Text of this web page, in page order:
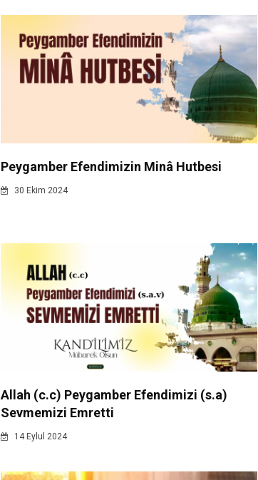
Peygamber Efendimizin Minâ Hutbesi
30 Ekim 2024
Allah (c.c) Peygamber Efendimizi (s.a)
Sevmemizi Emretti
14 Eylul 2024